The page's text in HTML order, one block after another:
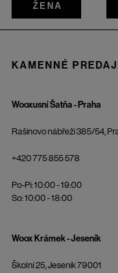
ŽENA
KAMENNÉ
Wooxusní Šatňa - Praha
Rašínovo nábřeží 385/54,
+420 775 855 578
Po-Pi: 10:00 - 19:00
So: 10:00 - 18:00
Woox Krámek - Jeseník
Školní 25, Jeseník 79001